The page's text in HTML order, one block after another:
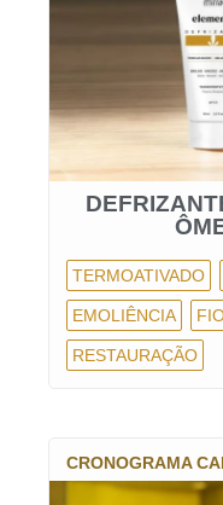
TERMOATIVADO
EMOLIÊNCIA
RESTAURAÇÃO
CRONOGRAMA